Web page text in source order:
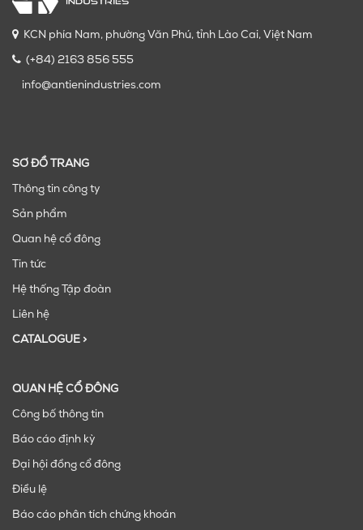
KCN phía Nam, phường Văn Phú, tỉnh Lào Cai, Việt Nam
(+84) 2163 856 555
info@antienindustries.com
SƠ ĐỒ TRANG
Thông tin công ty
Sản phẩm
Quan hệ cổ đông
Tin tức
Hệ thống Tập đoàn
Liên hệ
CATALOGUE >
QUAN HỆ CỔ ĐÔNG
Công bố thông tin
Báo cáo định kỳ
Đại hội đồng cổ đông
Điều lệ
Báo cáo phân tích chứng khoán